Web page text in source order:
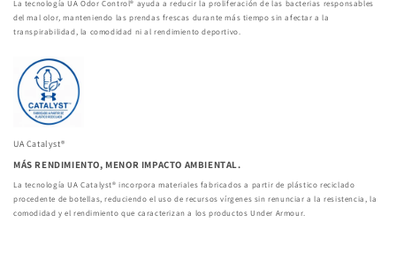
La tecnología UA Odor Control® ayuda a reducir la proliferación de las bacterias responsables
del mal olor, manteniendo las prendas frescas durante más tiempo sin afectar a la
transpirabilidad, la comodidad ni al rendimiento deportivo.
UA Catalyst®
MÁS RENDIMIENTO, MENOR IMPACTO AMBIENTAL.
La tecnología UA Catalyst® incorpora materiales fabricados a partir de plástico reciclado
procedente de botellas, reduciendo el uso de recursos vírgenes sin renunciar a la resistencia, la
comodidad y el rendimiento que caracterizan a los productos Under Armour.